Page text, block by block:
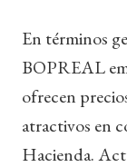
En términos
BOPREAL
ofrecen
atractivos en
Hacienda.